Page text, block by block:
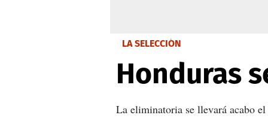
LA SELECCIÓN
Honduras
La eliminatoria se llevará acabo